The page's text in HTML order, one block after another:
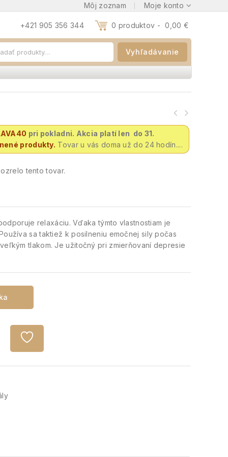
Môj zoznam Moje konto
+421 905 356 344 0 produktov - 0,00 €
Vyhľadávanie
pri pokladni. Akcia platí len do 31.
produkty. Tovar u vás doma už do 24 hodín....
tento tovar.
relaxáciu. Vďaka týmto vlastnostiam je
sa taktiež k posilneniu emočnej sily počas
tlakom. Je užitočný pri zmierňovaní depresie